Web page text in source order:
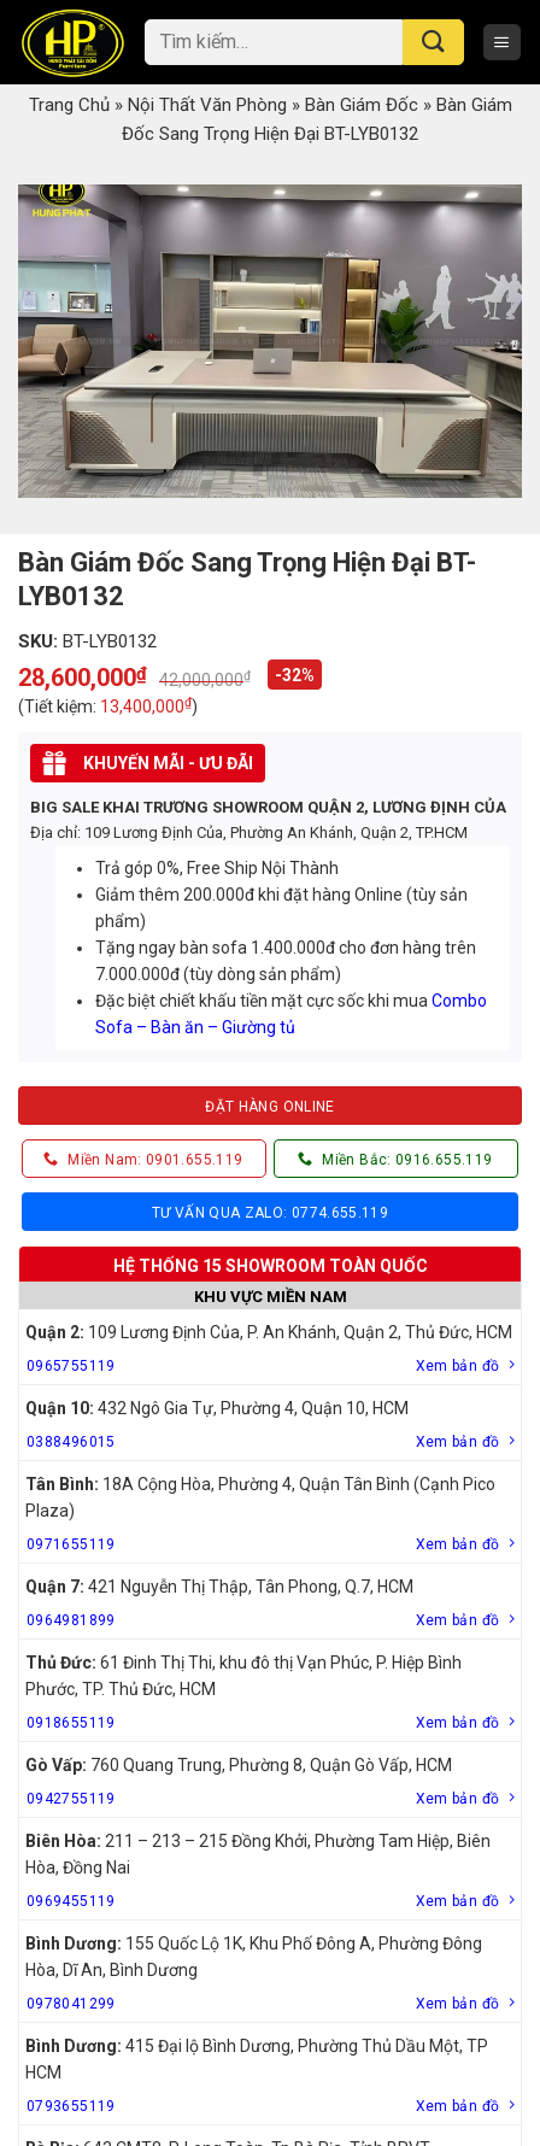
content
Tìm
kiếm:
Trang Chủ» Nội Thất Văn Phòng » Bàn Giám Đốc» Bàn Giám
Đốc Sang Trọng Hiện Đại BT-LYB0132
Bàn Giám Đốc Sang Trọng Hiện Đại BT-
LYB0132
SKU: BT-LYB0132
42,000,000₫
Original
price
was:
42,000,000₫.
28,600,000₫
Current
price
is:
28,600,000₫.
-32%
(Tiết kiệm: 13,400,000₫)
KHUYẾN MÃI - ƯU ĐÃI
BIG SALE KHAI TRƯƠNG SHOWROOM QUẬN 2, LƯƠNG ĐỊNH CỦA
Địa chỉ: 109 Lương Định Của, Phường An Khánh, Quận 2, TP.HCM
Trả góp 0%, Free Ship Nội Thành
Giảm thêm 200.000đ khi đặt hàng Online (tùy sản
phẩm)
Tặng ngay bàn sofa 1.400.000đ cho đơn hàng trên
7.000.000đ (tùy dòng sản phẩm)
Đặc biệt chiết khấu tiền mặt cực sốc khi muaCombo
Sofa – Bàn ăn – Giường tủ
ĐẶT HÀNG ONLINE
Miền Nam: 0901.655.119 Miền Bắc: 0916.655.119
TƯ VẤN QUA ZALO: 0774.655.119
HỆ THỐNG 15 SHOWROOM TOÀN QUỐC
KHU VỰC MIỀN NAM
Quận 2: 109 Lương Định Của, P. An Khánh, Quận 2, Thủ Đức, HCM
0965755119 Xem bản đồ
Quận 10: 432 Ngô Gia Tự, Phường 4, Quận 10, HCM
0388496015 Xem bản đồ
Tân Bình: 18A Cộng Hòa, Phường 4, Quận Tân Bình (Cạnh Pico
Plaza)
0971655119 Xem bản đồ
Quận 7: 421 Nguyễn Thị Thập, Tân Phong, Q.7, HCM
0964981899 Xem bản đồ
Thủ Đức: 61 Đinh Thị Thi, khu đô thị Vạn Phúc, P. Hiệp Bình
Phước, TP. Thủ Đức, HCM
0918655119 Xem bản đồ
Gò Vấp: 760 Quang Trung, Phường 8, Quận Gò Vấp, HCM
0942755119 Xem bản đồ
Biên Hòa: 211 – 213 – 215 Đồng Khởi, Phường Tam Hiệp, Biên
Hòa, Đồng Nai
0969455119 Xem bản đồ
Bình Dương: 155 Quốc Lộ 1K, Khu Phố Đông A, Phường Đông
Hòa, Dĩ An, Bình Dương
0978041299 Xem bản đồ
Bình Dương: 415 Đại lộ Bình Dương, Phường Thủ Dầu Một, TP
HCM
0793655119 Xem bản đồ